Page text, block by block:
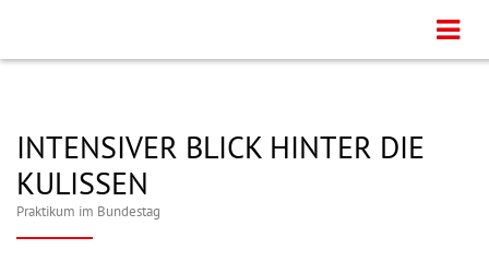
INTENSIVER BLICK HINTER DIE
KULISSEN
Praktikum im Bundestag